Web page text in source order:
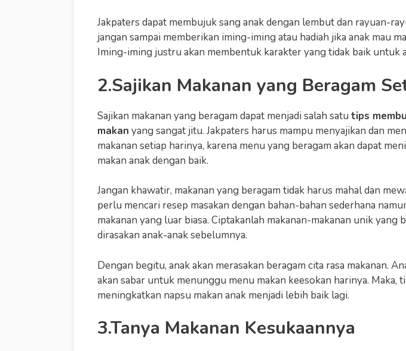
Jakpaters dapat membujuk sang anak dengan lembut dan rayuan-
jangan sampai memberikan iming-iming atau hadiah jika anak mau
Iming-iming justru akan membentuk karakter yang tidak baik untuk
2.Sajikan Makanan yang Beragam
Sajikan makanan yang beragam dapat menjadi salah satu tips
makan yang sangat jitu. Jakpaters harus mampu menyajikan dan
makanan setiap harinya, karena menu yang beragam akan dapat
makan anak dengan baik.
Jangan khawatir, makanan yang beragam tidak harus mahal dan
perlu mencari resep masakan dengan bahan-bahan sederhana
makanan yang luar biasa. Ciptakanlah makanan-makanan unik yang
dirasakan anak-anak sebelumnya.
Dengan begitu, anak akan merasakan beragam cita rasa makanan.
akan sabar untuk menunggu menu makan keesokan harinya. Maka,
meningkatkan napsu makan anak menjadi lebih baik lagi.
3.Tanya Makanan Kesukaannya